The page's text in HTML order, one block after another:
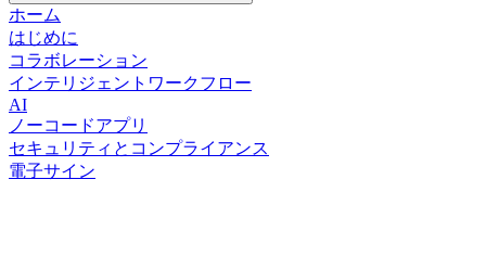
ホーム
はじめに
コラボレーション
インテリジェントワークフロー
AI
ノーコードアプリ
セキュリティとコンプライアンス
電子サイン